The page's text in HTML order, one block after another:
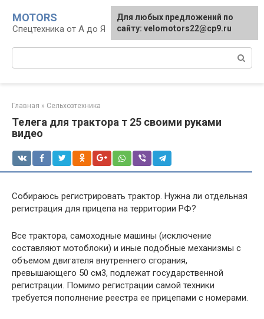
контенту
MOTORS
Спецтехника от А до Я
Главная » Сельхозтехника
Телега для трактора т 25 своими руками
видео
Собираюсь регистрировать трактор. Нужна ли отдельная
регистрация для прицепа на территории РФ?
Все трактора, самоходные машины (исключение
составляют мотоблоки) и иные подобные механизмы с
объемом двигателя внутреннего сгорания,
превышающего 50 см3, подлежат государственной
регистрации. Помимо регистрации самой техники
требуется пополнение реестра ее прицепами с номерами.
Для любых предложений по
сайту: velomotors22@cp9.ru